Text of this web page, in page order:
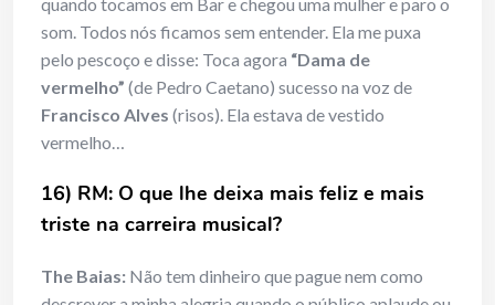
som. Todos nós ficamos sem entender. Ela me puxa
pelo pescoço e disse: Toca agora “Dama de
vermelho” (de Pedro Caetano) sucesso na voz de
Francisco Alves (risos). Ela estava de vestido
vermelho…
16) RM: O que lhe deixa mais feliz e mais
triste na carreira musical?
The Baias: Não tem dinheiro que pague nem como